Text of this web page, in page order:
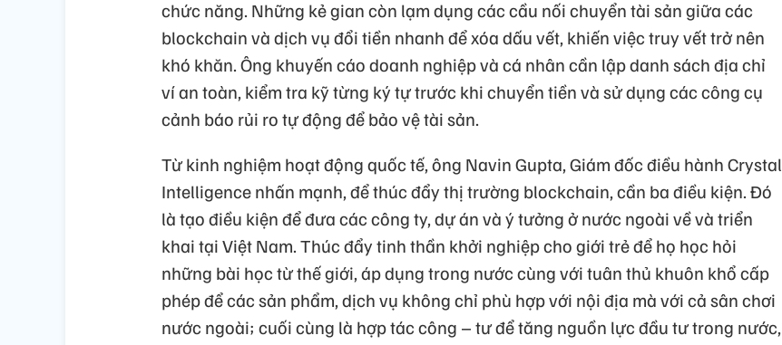
chức năng. Những kẻ gian còn lạm dụng các cầu nối chuyển tài sản giữa các
blockchain và dịch vụ đổi tiền nhanh để xóa dấu vết, khiến việc truy vết trở nên
khó khăn. Ông khuyến cáo doanh nghiệp và cá nhân cần lập danh sách địa chỉ
ví an toàn, kiểm tra kỹ từng ký tự trước khi chuyển tiền và sử dụng các công cụ
cảnh báo rủi ro tự động để bảo vệ tài sản.
Từ kinh nghiệm hoạt động quốc tế, ông Navin Gupta, Giám đốc điều hành Crystal
Intelligence nhấn mạnh, để thúc đẩy thị trường blockchain, cần ba điều kiện. Đó
là tạo điều kiện để đưa các công ty, dự án và ý tưởng ở nước ngoài về và triển
khai tại Việt Nam. Thúc đẩy tinh thần khởi nghiệp cho giới trẻ để họ học hỏi
những bài học từ thế giới, áp dụng trong nước cùng với tuân thủ khuôn khổ cấp
phép để các sản phẩm, dịch vụ không chỉ phù hợp với nội địa mà với cả sân chơi
nước ngoài; cuối cùng là hợp tác công – tư để tăng nguồn lực đầu tư trong nước,